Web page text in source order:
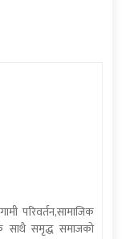
परिवर्तन,सामाजिक
साथै समृद्ध समाजको